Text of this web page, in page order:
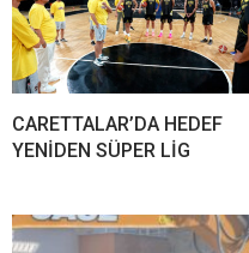
CARETTALAR’DA HEDEF
YENİDEN SÜPER LİG